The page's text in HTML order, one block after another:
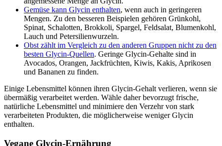
Gemüse kann Glycin enthalten, wenn auch in geringeren
Mengen. Zu den besseren Beispielen gehören Grünkohl,
Spinat, Schalotten, Brokkoli, Spargel, Feldsalat, Blumenkohl,
Lauch und Petersilienwurzeln.
Obst zählt im Vergleich zu den anderen Gruppen nicht zu den
besten Glycin-Quellen. Geringe Glycin-Gehalte sind in
Avocados, Orangen, Jackfrüchten, Kiwis, Kakis, Aprikosen
und Bananen zu finden.
Einige Lebensmittel können ihren Glycin-Gehalt verlieren, wenn sie
übermäßig verarbeitet werden. Wähle daher bevorzugt frische,
natürliche Lebensmittel und minimiere den Verzehr von stark
verarbeiteten Produkten, die möglicherweise weniger Glycin
enthalten.
Vegane Glycin-Ernährung